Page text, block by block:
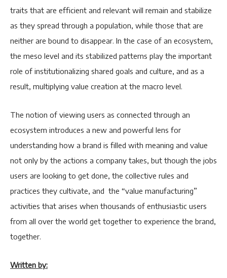
traits that are efficient and relevant will remain and stabilize
as they spread through a population, while those that are
neither are bound to disappear. In the case of an ecosystem,
the meso level and its stabilized patterns play the important
role of institutionalizing shared goals and culture, and as a
result, multiplying value creation at the macro level.
The notion of viewing users as connected through an
ecosystem introduces a new and powerful lens for
understanding how a brand is filled with meaning and value
not only by the actions a company takes, but though the jobs
users are looking to get done, the collective rules and
practices they cultivate, and the “value manufacturing”
activities that arises when thousands of enthusiastic users
from all over the world get together to experience the brand,
together.
Written by: